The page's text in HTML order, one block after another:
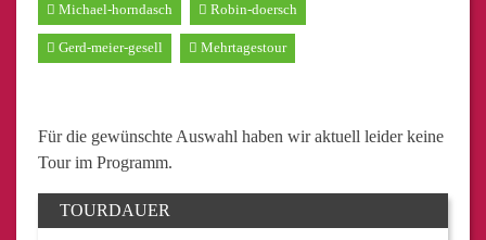
Michael-horndasch Robin-doersch
Gerd-meier-gesell Mehrtagestour
Für die gewünschte Auswahl haben wir aktuell leider keine
Tour im Programm.
TOURDAUER